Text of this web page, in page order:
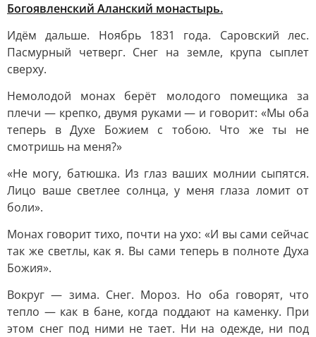
Богоявленский Аланский монастырь.
Идём дальше. Ноябрь 1831 года. Саровский лес.
Пасмурный четверг. Снег на земле, крупа сыплет
сверху.
Немолодой монах берёт молодого помещика за
плечи — крепко, двумя руками — и говорит: «Мы оба
теперь в Духе Божием с тобою. Что же ты не
смотришь на меня?»
«Не могу, батюшка. Из глаз ваших молнии сыпятся.
Лицо ваше светлее солнца, у меня глаза ломит от
боли».
Монах говорит тихо, почти на ухо: «И вы сами сейчас
так же светлы, как я. Вы сами теперь в полноте Духа
Божия».
Вокруг — зима. Снег. Мороз. Но оба говорят, что
тепло — как в бане, когда поддают на каменку. При
этом снег под ними не тает. Ни на одежде, ни под